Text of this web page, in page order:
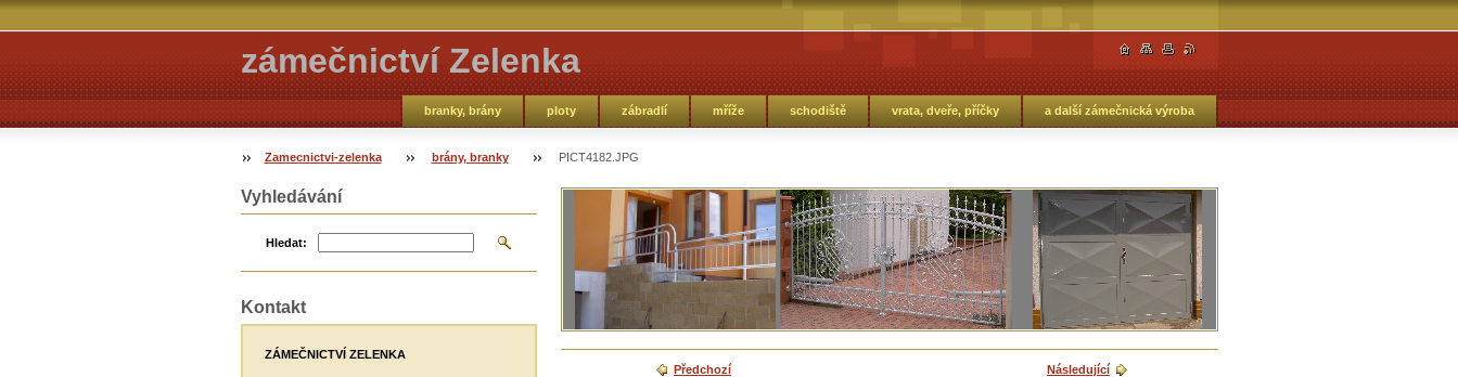
zámečnictví Zelenka
branky, brány ploty zábradlí mříže schodiště vrata, dveře, příčky a další zámečnická výroba
Zamecnictvi-zelenka brány, branky PICT4182.JPG
Předchozí Následující
Vyhledávání
Hledat:
Kontakt
ZÁMEČNICTVÍ ZELENKA